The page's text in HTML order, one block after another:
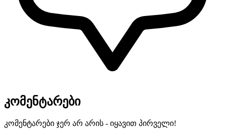
კომენტარები
კომენტარები ჯერ არ არის - იყავით პირველი!